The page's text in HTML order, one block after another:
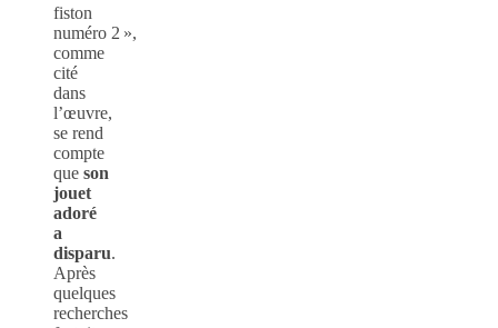
fiston
numéro 2 »,
comme
cité
dans
l’œuvre,
se rend
compte
que son
jouet
adoré
a
disparu.
Après
quelques
recherches